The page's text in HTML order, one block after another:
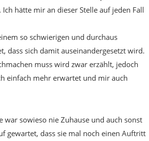
hätte mir an dieser Stelle auf jeden Fall
so schwierigen und durchaus
dass sich damit auseinandergesetzt wird.
muss wird zwar erzählt, jedoch
einfach mehr erwartet und mir auch
war sowieso nie Zuhause und auch sonst
gewartet, dass sie mal noch einen Auftritt